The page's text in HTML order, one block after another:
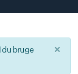
×
du bruge